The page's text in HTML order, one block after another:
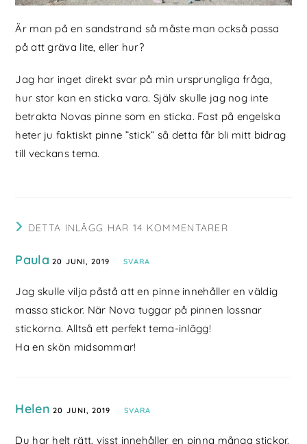
Är man på en sandstrand så måste man också passa
på att gräva lite, eller hur?
Jag har inget direkt svar på min ursprungliga fråga,
hur stor kan en sticka vara. Själv skulle jag nog inte
betrakta Novas pinne som en sticka. Fast på engelska
heter ju faktiskt pinne ”stick” så detta får bli mitt bidrag
till veckans tema.
DETTA INLÄGG HAR 14 KOMMENTARER
Paula 20 JUNI, 2019 SVARA
Jag skulle vilja påstå att en pinne innehåller en väldig
massa stickor. När Nova tuggar på pinnen lossnar
stickorna. Alltså ett perfekt tema-inlägg!
Ha en skön midsommar!
Helen 20 JUNI, 2019 SVARA
Du har helt rätt, visst innehåller en pinna många stickor.